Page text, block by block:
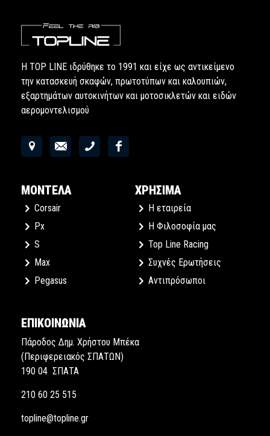
Η TOP LINE ιδρύθηκε το 1991 και είχε ως αντικείμενο
την κατασκευή σκαφών, πρωτοτύπων και καλουπιών,
εξαρτημάτων αυτοκινήτων και μοτοσικλετών και ειδών
αερομοντελισμού
ΜΟΝΤΕΛΑ ΧΡΗΣΙΜΑ
Corsair
Px
S
Max
Pegasus
Η εταιρεία
Η Φιλοσοφία μας
Top Line Racing
Συχνές Ερωτήσεις
Αντιπρόσωποι
ΕΠΙΚΟΙΝΩΝΙΑ
Πάροδος Δημ. Χρήστου Μπέκα
(Περιφερειακός ΣΠΑΤΩΝ)
190 04 ΣΠΑΤΑ
210 60 25 515
topline@topline.gr